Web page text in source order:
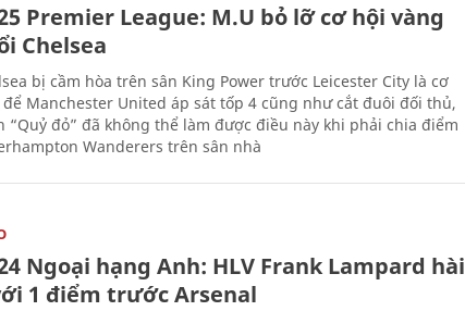
Premier League: M.U bỏ lỡ cơ hội vàng
Chelsea
bị cầm hòa trên sân King Power trước Leicester City là cơ
Manchester United áp sát tốp 4 cũng như cắt đuôi đối thủ,
“Quỷ đỏ” đã không thể làm được điều này khi phải chia điểm
Wanderers trên sân nhà
Ngoại hạng Anh: HLV Frank Lampard hài
1 điểm trước Arsenal